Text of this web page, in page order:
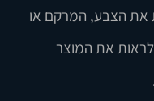
את הצבע, המרקם או
את המוצר